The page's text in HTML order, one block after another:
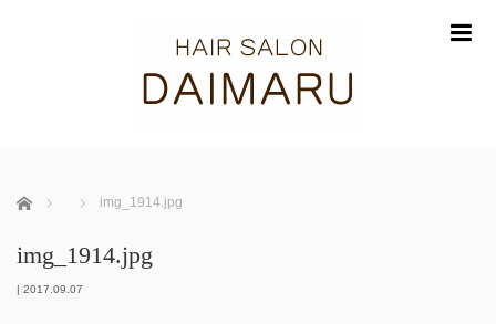
ホーム img_1914.jpg
img_1914.jpg
| 2017.09.07